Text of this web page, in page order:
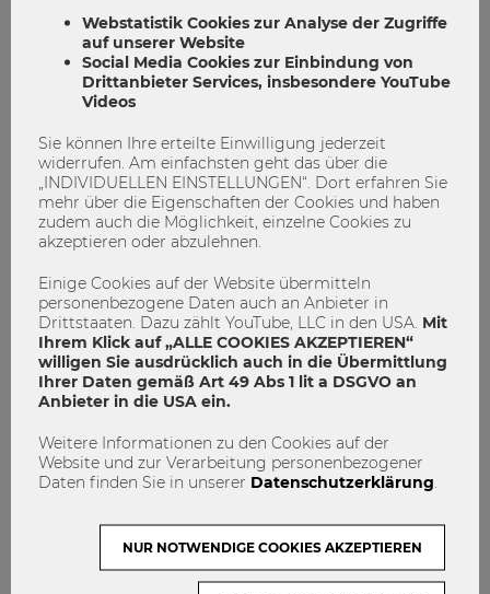
STUDIEREN
Being Successful | Was führt dich zum
Erfolg?
Student Wellbeing Days
Webstatistik Cookies zur Analyse der Zugriffe
auf unserer Website
Social Media Cookies zur Einbindung von
Drittanbieter Services, insbesondere YouTube
Videos
Sie können Ihre erteilte Einwilligung jederzeit
widerrufen. Am einfachsten geht das über die
„INDIVIDUELLEN EINSTELLUNGEN“. Dort erfahren Sie
mehr über die Eigenschaften der Cookies und haben
zudem auch die Möglichkeit, einzelne Cookies zu
akzeptieren oder abzulehnen.
Einige Cookies auf der Website übermitteln
personenbezogene Daten auch an Anbieter in
Drittstaaten. Dazu zählt YouTube, LLC in den USA. Mit
Ihrem Klick auf „ALLE COOKIES AKZEPTIEREN“
willigen Sie ausdrücklich auch in die Übermittlung
Ihrer Daten gemäß Art 49 Abs 1 lit a DSGVO an
Anbieter in die USA ein.
Weitere Informationen zu den Cookies auf der
Website und zur Verarbeitung personenbezogener
Daten finden Sie in unserer Datenschutzerklärung
NUR NOTWENDIGE COOKIES AKZEPTIEREN